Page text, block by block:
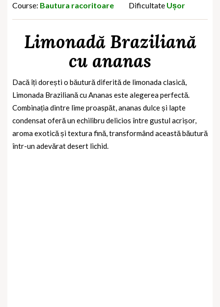
Course: Bautura racoritoare Dificultate Ușor
Limonadă Braziliană
cu ananas
Dacă îți dorești o băutură diferită de limonada clasică,
Limonada Braziliană cu Ananas este alegerea perfectă.
Combinația dintre lime proaspăt, ananas dulce și lapte
condensat oferă un echilibru delicios între gustul acrișor,
aroma exotică și textura fină, transformând această băutură
într-un adevărat desert lichid.